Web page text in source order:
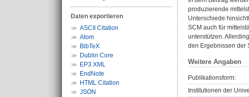
Daten exportieren
ASCII Citation
Atom
BibTeX
Dublin Core
EP3 XML
EndNote
HTML Citation
JSON
produzierende
Unterschiede
SCM auch für
unterstützen.
den Ergebnissen der
Weitere Angaben
Publikationsform:
Institutionen der